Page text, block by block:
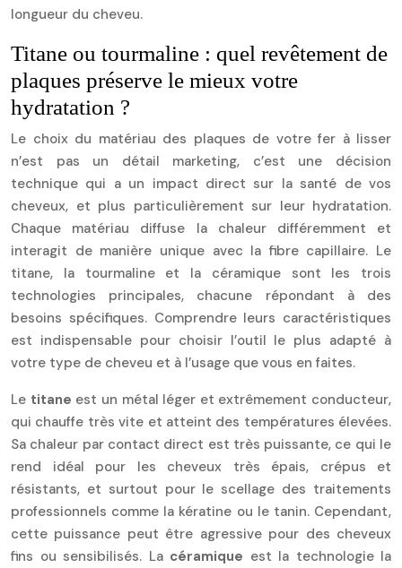
longueur du cheveu.
Titane ou tourmaline : quel revêtement de
plaques préserve le mieux votre
hydratation ?
Le choix du matériau des plaques de votre fer à lisser
n’est pas un détail marketing, c’est une décision
technique qui a un impact direct sur la santé de vos
cheveux, et plus particulièrement sur leur hydratation.
Chaque matériau diffuse la chaleur différemment et
interagit de manière unique avec la fibre capillaire. Le
titane, la tourmaline et la céramique sont les trois
technologies principales, chacune répondant à des
besoins spécifiques. Comprendre leurs caractéristiques
est indispensable pour choisir l’outil le plus adapté à
votre type de cheveu et à l’usage que vous en faites.
Le titane est un métal léger et extrêmement conducteur,
qui chauffe très vite et atteint des températures élevées.
Sa chaleur par contact direct est très puissante, ce qui le
rend idéal pour les cheveux très épais, crépus et
résistants, et surtout pour le scellage des traitements
professionnels comme la kératine ou le tanin. Cependant,
cette puissance peut être agressive pour des cheveux
fins ou sensibilisés. La céramique est la technologie la